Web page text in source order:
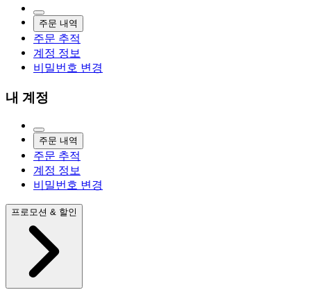
주문 내역
주문 추적
계정 정보
비밀번호 변경
내 계정
주문 내역
주문 추적
계정 정보
비밀번호 변경
프로모션 & 할인